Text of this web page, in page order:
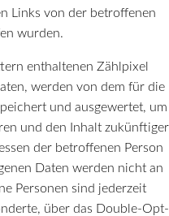
Links von der betroffenen
wurden.
enthaltenen Zählpixel
werden von dem für die
und ausgewertet, um
und den Inhalt zukünftiger
der betroffenen Person
Daten werden nicht an
Personen sind jederzeit
über das Double-Opt-